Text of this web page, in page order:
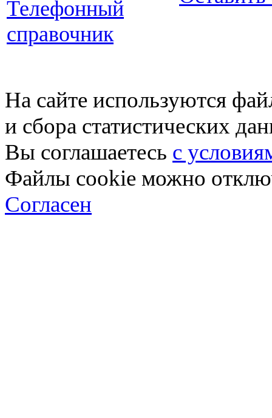
Телефонный
справочник
На сайте используются
и сбора статистических
Вы соглашаетесь с
Файлы cookie можно
Согласен